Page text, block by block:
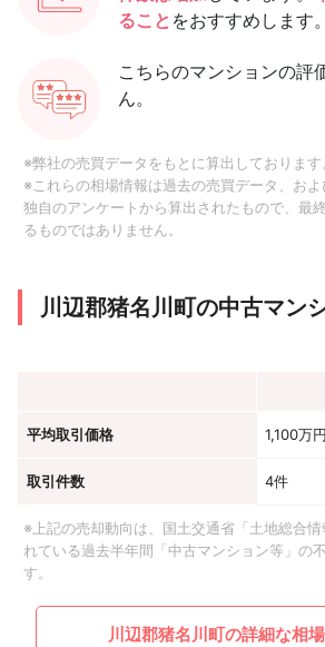
ること をおすすめします。
こちらのマンションの評
ん。
※弊社の売買データをもとに算出しております
※これらの相場情報は過去の売買データ、およ
独自のアンケートから算出されたもので、最
るものではありません。
川辺郡猪名川町の中古マン
平均取引価格 1,100万円
取引件数 4件
※上記の売却動向は、国土交通省「土地総合
れている過去半年間「中古マンション等」の
す。
川辺郡猪名川町の詳細な相